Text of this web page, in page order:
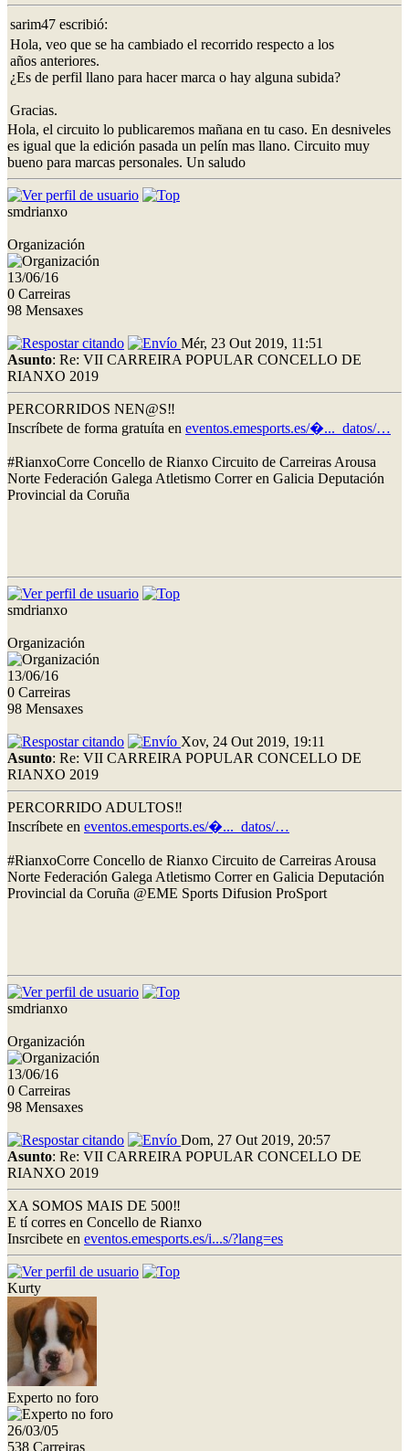
sarim47 escribió:
Hola, veo que se ha cambiado el recorrido respecto a los
años anteriores.
¿Es de perfil llano para hacer marca o hay alguna subida?
Gracias.
Hola, el circuito lo publicaremos mañana en tu caso. En desniveles
es igual que la edición pasada un pelín mas llano. Circuito muy
bueno para marcas personales. Un saludo
smdrianxo
Organización
13/06/16
0 Carreiras
98 Mensaxes
Mér, 23 Out 2019, 11:51
Asunto: Re: VII CARREIRA POPULAR CONCELLO DE
RIANXO 2019
PERCORRIDOS NEN@S‼
Inscríbete de forma gratuíta en eventos.emesports.es/�..._datos/…
#RianxoCorre Concello de Rianxo Circuito de Carreiras Arousa
Norte Federación Galega Atletismo Correr en Galicia Deputación
Provincial da Coruña
smdrianxo
Organización
13/06/16
0 Carreiras
98 Mensaxes
Xov, 24 Out 2019, 19:11
Asunto: Re: VII CARREIRA POPULAR CONCELLO DE
RIANXO 2019
PERCORRIDO ADULTOS‼
Inscríbete en eventos.emesports.es/�..._datos/…
#RianxoCorre Concello de Rianxo Circuito de Carreiras Arousa
Norte Federación Galega Atletismo Correr en Galicia Deputación
Provincial da Coruña @EME Sports Difusion ProSport
smdrianxo
Organización
13/06/16
0 Carreiras
98 Mensaxes
Dom, 27 Out 2019, 20:57
Asunto: Re: VII CARREIRA POPULAR CONCELLO DE
RIANXO 2019
XA SOMOS MAIS DE 500‼
E tí corres en Concello de Rianxo
Insrcibete en eventos.emesports.es/i...s/?lang=es
Kurty
Experto no foro
26/03/05
538 Carreiras